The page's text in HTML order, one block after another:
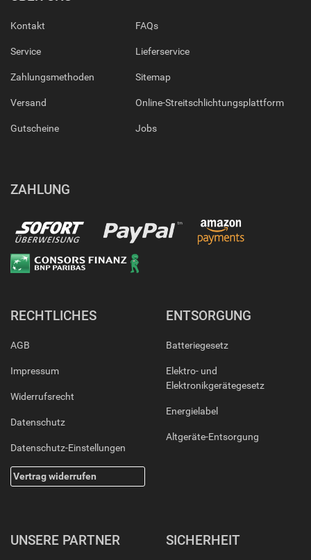
Kontakt
Service
Zahlungsmethoden
Versand
Gutscheine
FAQs
Lieferservice
Sitemap
Online-Streitschlichtungsplattform
Jobs
ZAHLUNG
RECHTLICHES
AGB
Impressum
Widerrufsrecht
Datenschutz
Datenschutz-Einstellungen
Vertrag widerrufen
ENTSORGUNG
Batteriegesetz
Elektro- und
Elektronikgerätegesetz
Energielabel
Altgeräte-Entsorgung
UNSERE PARTNER SICHERHEIT